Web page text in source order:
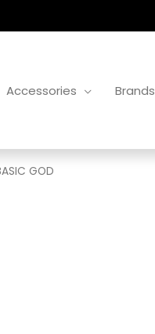
Accessories Brands
GOD